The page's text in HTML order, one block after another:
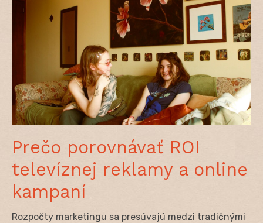
Prečo porovnávať ROI
televíznej reklamy a online
kampaní
Rozpočty marketingu sa presúvajú medzi tradičnými